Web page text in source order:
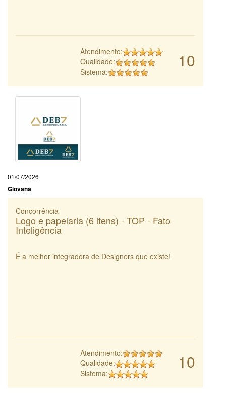
10
Atendimento:
Qualidade:
Sistema:
01/07/2026
Giovana
Concorrência
Logo e papelaria (6 itens) - TOP - Fato
Inteligência
É a melhor integradora de Designers que existe!
10
Atendimento:
Qualidade:
Sistema: